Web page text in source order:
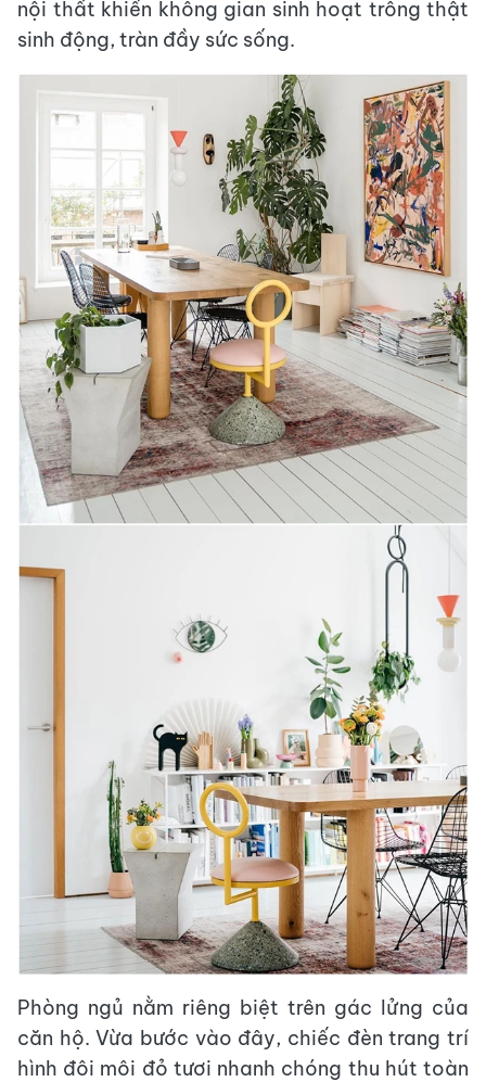
nội thất khiến không gian sinh hoạt trông thật
sinh động, tràn đầy sức sống.
Phòng ngủ nằm riêng biệt trên gác lửng của
căn hộ. Vừa bước vào đây, chiếc đèn trang trí
hình đôi môi đỏ tươi nhanh chóng thu hút toàn